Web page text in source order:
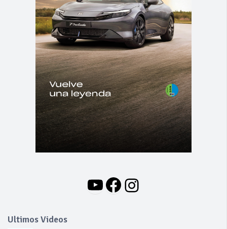
YouTube
Facebook
Instagram
Ultimos Videos